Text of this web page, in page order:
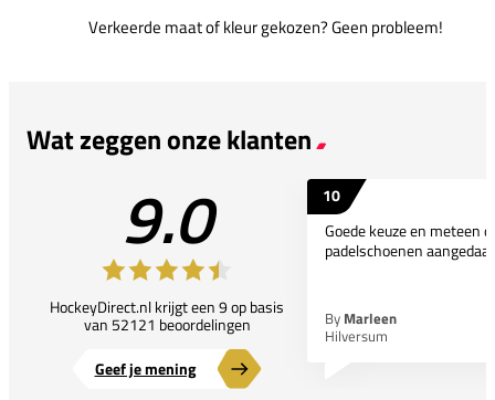
Verkeerde maat of kleur gekozen? Geen probleem!
Wat zeggen onze klanten
9.0
HockeyDirect.nl krijgt een 9 op basis
van 52121 beoordelingen
Geef je mening
10
Goede keuze en meteen
padelschoenen
By Marleen
Hilversum